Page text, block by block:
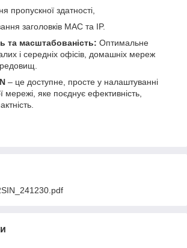
пропускної здатності,
заголовків MAC та IP.
та масштабованість: Оптимальне
і середніх офісів, домашніх мереж
– це доступне, просте у налаштуванні
мережі, яке поєднує ефективність,